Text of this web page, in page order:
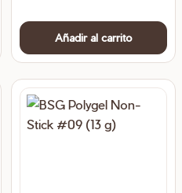
Añadir al carrito